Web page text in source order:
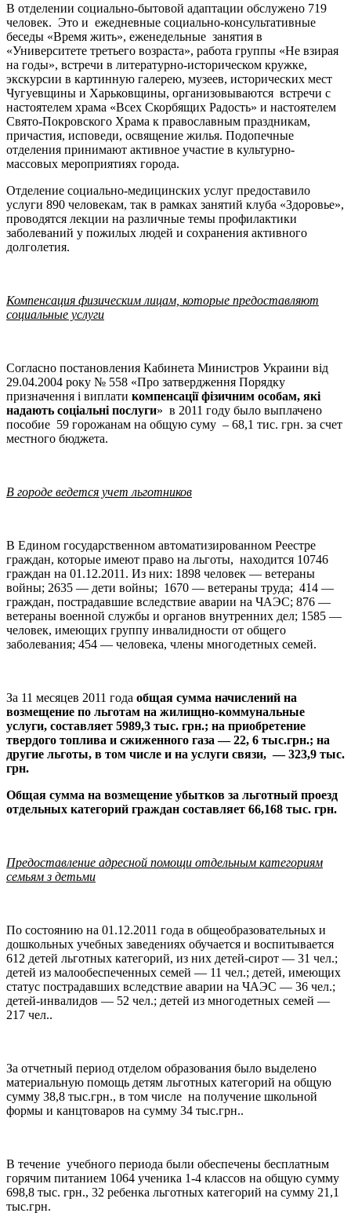
В отделении социально-бытовой адаптации обслужено 719
человек. Это и ежедневные социально-консультативные
беседы «Время жить», еженедельные занятия в
«Университете третьего возраста», работа группы «Не взирая
на годы», встречи в литературно-историческом кружке,
экскурсии в картинную галерею, музеев, исторических мест
Чугуевщины и Харьковщины, организовываются встречи с
настоятелем храма «Всех Скорбящих Радость» и настоятелем
Свято-Покровского Храма к православным праздникам,
причастия, исповеди, освящение жилья. Подопечные
отделения принимают активное участие в культурно-
массовых мероприятиях города.
Отделение социально-медицинских услуг предоставило
услуги 890 человекам, так в рамках занятий клуба «Здоровье»,
проводятся лекции на различные темы профилактики
заболеваний у пожилых людей и сохранения активного
долголетия.
Компенсация физическим лицам, которые предоставляют
социальные услуги
Согласно постановления Кабинета Министров Украини від
29.04.2004 року № 558 «Про затвердження Порядку
призначення і виплати компенсації фізичним особам, які
надають соціальні послуги» в 2011 году было выплачено
пособие 59 горожанам на общую суму – 68,1 тис. грн. за счет
местного бюджета.
В городе ведется учет льготников
В Едином государственном автоматизированном Реестре
граждан, которые имеют право на льготы, находится 10746
граждан на 01.12.2011. Из них: 1898 человек — ветераны
войны; 2635 — дети войны; 1670 — ветераны труда; 414 —
граждан, пострадавшие вследствие аварии на ЧАЭС; 876 —
ветераны военной службы и органов внутренних дел; 1585 —
человек, имеющих группу инвалидности от общего
заболевания; 454 — человека, члены многодетных семей.
За 11 месяцев 2011 года общая сумма начислений на
возмещение по льготам на жилищно-коммунальные
услуги, составляет 5989,3 тыс. грн.; на приобретение
твердого топлива и сжиженного газа — 22, 6 тыс.грн.; на
другие льготы, в том числе и на услуги связи, — 323,9 тыс.
грн.
Общая сумма на возмещение убытков за льготный проезд
отдельных категорий граждан составляет 66,168 тыс. грн.
Предоставление адресной помощи отдельным категориям
семьям з детьми
По состоянию на 01.12.2011 года в общеобразовательных и
дошкольных учебных заведениях обучается и воспитывается
612 детей льготных категорий, из них детей-сирот — 31 чел.;
детей из малообеспеченных семей — 11 чел.; детей, имеющих
статус пострадавших вследствие аварии на ЧАЭС — 36 чел.;
детей-инвалидов — 52 чел.; детей из многодетных семей —
217 чел..
За отчетный период отделом образования было выделено
материальную помощь детям льготных категорий на общую
сумму 38,8 тыс.грн., в том числе на получение школьной
формы и канцтоваров на сумму 34 тыс.грн..
В течение учебного периода были обеспечены бесплатным
горячим питанием 1064 ученика 1-4 классов на общую сумму
698,8 тыс. грн., 32 ребенка льготных категорий на сумму 21,1
тыс.грн.